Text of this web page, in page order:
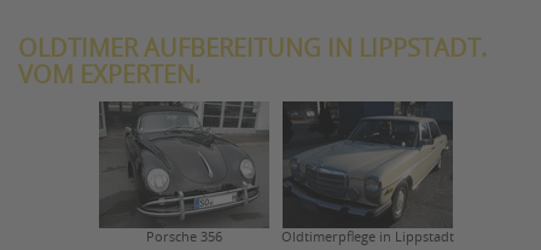
OLDTIMER AUFBEREITUNG IN LIPPSTADT.
VOM EXPERTEN.
Porsche 356 Oldtimerpflege in Lippstadt